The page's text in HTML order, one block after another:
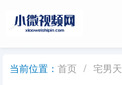
当前位置：首页 / 宅男